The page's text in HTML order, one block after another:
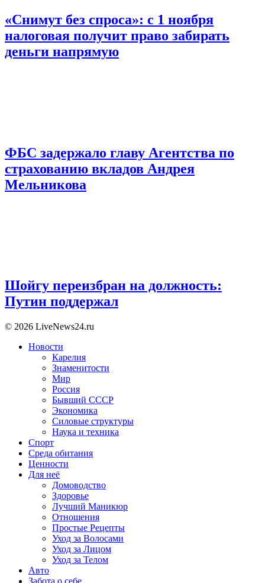
«Снимут без спроса»: с 1 ноября
налоговая получит право забирать
деньги напрямую
ФБС задержало главу Агентства по
страхованию вкладов Андрея
Мельникова
Шойгу переизбран на должность:
Путин поддержал
© 2026 LiveNews24.ru
Новости
Карелия
Знаменитости
Мир
Россия
Бывший СССР
Экономика
Силовые структуры
Наука и техника
Спорт
Среда обитания
Ценности
Для неё
Домоводство
Здоровье
Лучший Маникюр
Отношения
Простые Рецепты
Уход за Волосами
Уход за Лицом
Уход за Телом
Авто